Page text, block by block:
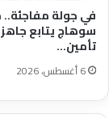
في جولة مفاجئة..
سوهاج يتابع
تأمين…
6 أغسطس، 2026